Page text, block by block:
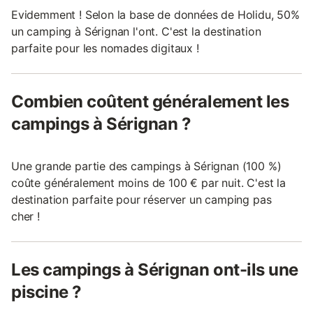
Evidemment ! Selon la base de données de Holidu, 50%
un camping à Sérignan l'ont. C'est la destination
parfaite pour les nomades digitaux !
Combien coûtent généralement les
campings à Sérignan ?
Une grande partie des campings à Sérignan (100 %)
coûte généralement moins de 100 € par nuit. C'est la
destination parfaite pour réserver un camping pas
cher !
Les campings à Sérignan ont-ils une
piscine ?